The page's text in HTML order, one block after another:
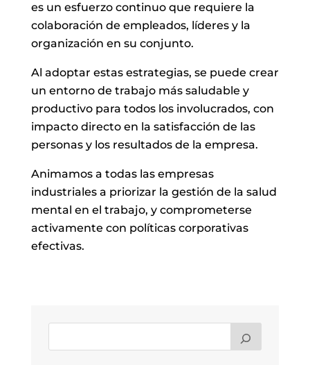
es un esfuerzo continuo que requiere la
colaboración de empleados, líderes y la
organización en su conjunto.
Al adoptar estas estrategias, se puede crear
un entorno de trabajo más saludable y
productivo para todos los involucrados, con
impacto directo en la satisfacción de las
personas y los resultados de la empresa.
Animamos a todas las empresas
industriales a priorizar la gestión de la salud
mental en el trabajo, y comprometerse
activamente con políticas corporativas
efectivas.